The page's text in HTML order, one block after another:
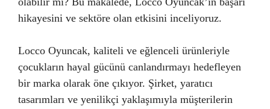
hikayesini ve sektöre olan etkisini inceliyoruz.
Locco Oyuncak, kaliteli ve eğlenceli ürünleriyle
çocukların hayal gücünü canlandırmayı hedefleyen
bir marka olarak öne çıkıyor. Şirket, yaratıcı
tasarımları ve yenilikçi yaklaşımıyla müşterilerin